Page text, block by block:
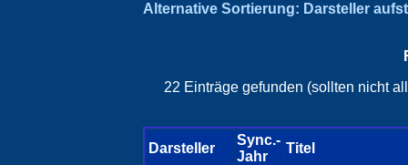
Alternative Sortierung: Darsteller
22 Einträge gefunden (sollten nicht
Darsteller
Sync.-
Jahr
Titel